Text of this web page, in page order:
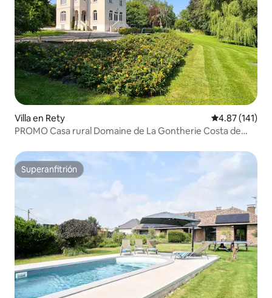
Villa en Rety Calificación
4.87 (141)
PROMO Casa rural Domaine de La Gontherie Costa de
Superanfitrión
Superanfitrión